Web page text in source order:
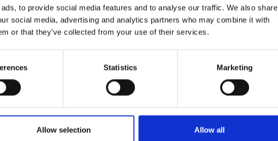
to provide social media features and to analyse our traffic. We also share
social media, advertising and analytics partners who may combine it with
or that they’ve collected from your use of their services.
Statistics Marketing
Allow selection Allow all
un
s’agit d’un
de trouver
ont
le
de
est produit
en
locale avec
et le